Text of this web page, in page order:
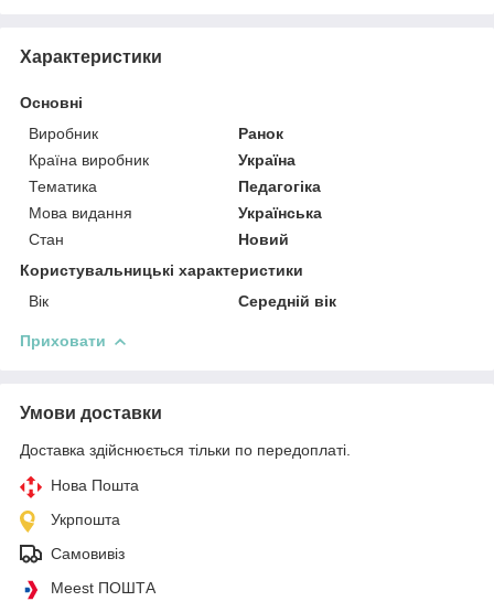
Характеристики
Основні
Виробник
Ранок
Країна виробник
Україна
Тематика
Педагогіка
Мова видання
Українська
Стан
Новий
Користувальницькі характеристики
Вік
Середній вік
Приховати
Умови доставки
Доставка здійснюється тільки по передоплаті.
Нова Пошта
Укрпошта
Самовивіз
Meest ПОШТА